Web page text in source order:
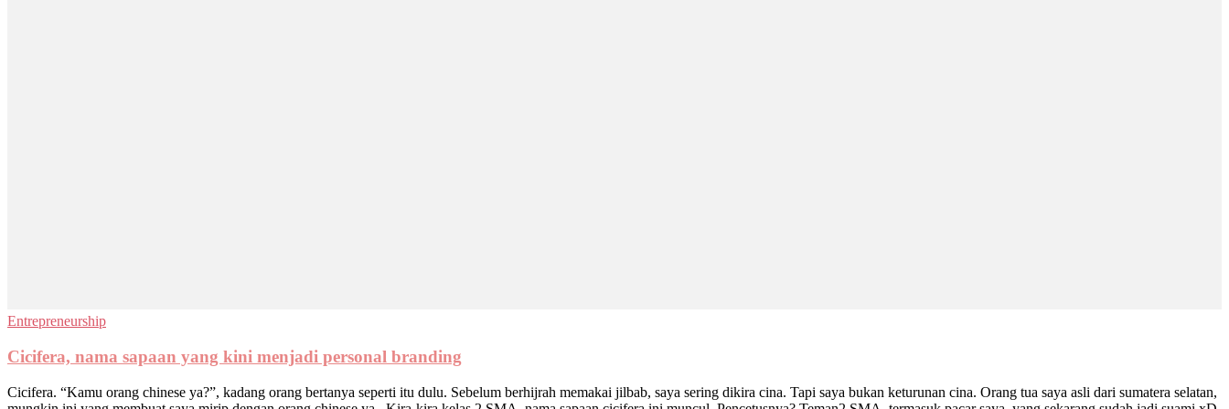
Entrepreneurship
Cicifera, nama sapaan yang kini menjadi personal branding
Cicifera. “Kamu orang chinese ya?”, kadang orang bertanya seperti itu dulu. Sebelum berhijrah memakai jilbab, saya sering dikira cina. Tapi saya bukan keturunan cina. Orang tua saya asli dari sumatera selatan,